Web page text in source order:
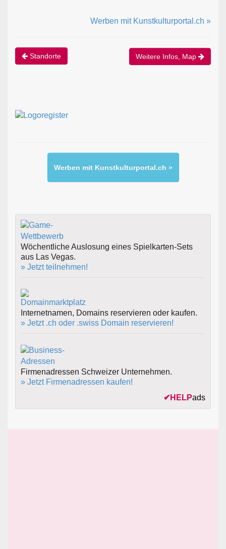
Werben mit Kunstkulturportal.ch »
Standorte Weitere Infos, Map
Werben mit Kunstkulturportal.ch »
Wöchentliche Auslosung eines Spielkarten-Sets
aus Las Vegas.
» Jetzt teilnehmen!
Internetnamen, Domains reservieren oder kaufen.
» Jetzt .ch oder .swiss Domain reservieren!
Firmenadressen Schweizer Unternehmen.
» Jetzt Firmenadressen kaufen!
✔ HELPads